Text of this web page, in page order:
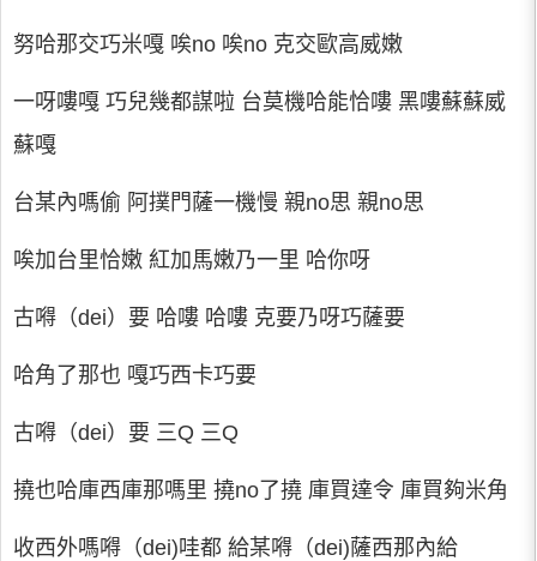
努哈那交巧米嘎 唉no 唉no 克交歐高威嫩
一呀嘍嘎 巧兒幾都謀啦 台莫機哈能恰嘍 黑嘍蘇蘇威
蘇嘎
台某內嗎偷 阿撲門薩一機慢 親no思 親no思
唉加台里恰嫩 紅加馬嫩乃一里 哈你呀
古嘚（dei）要 哈嘍 哈嘍 克要乃呀巧薩要
哈角了那也 嘎巧西卡巧要
古嘚（dei）要 三Q 三Q
撓也哈庫西庫那嗎里 撓no了撓 庫買達令 庫買夠米角
收西外嗎嘚（dei)哇都 給某嘚（dei)薩西那內給